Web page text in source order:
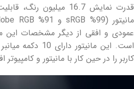
قدرت نمایش 16.7
عمودی و افقی از دیگر مشخصات این
است. این
کاربر را در حین کار با مانیتور و